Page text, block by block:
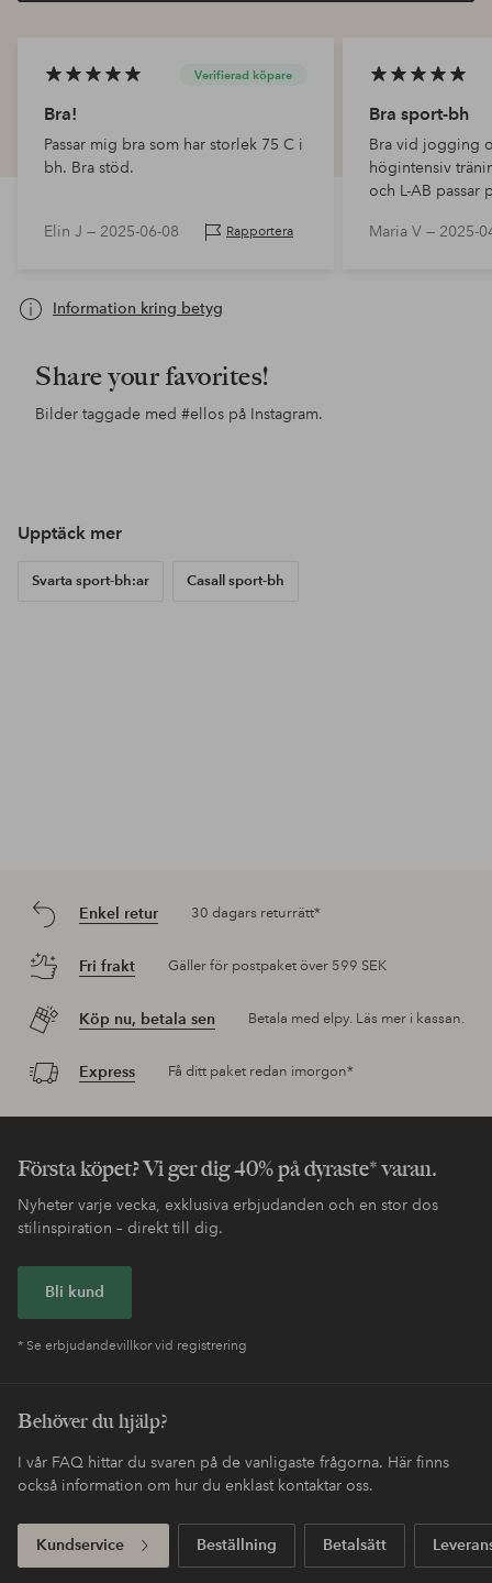
Verifierad köpare
Bra!
Passar mig bra som har storlek 75 C i
bh. Bra stöd.
Elin J — 2025-06-08 Rapportera
Bra sport-bh
Bra vid jogging
högintensiv
och L-AB passar
Maria V — 2025-
Information kring betyg
Share your favorites!
Bilder taggade med #ellos på Instagram.
Upptäck mer
Svarta sport-bh:ar Casall sport-bh
Enkel retur 30 dagars returrätt*
Fri frakt Gäller för postpaket över 599 SEK
Köp nu, betala sen Betala med elpy. Läs mer i kassan.
Express Få ditt paket redan imorgon*
Första köpet? Vi ger dig 40% på dyraste* varan.
Nyheter varje vecka, exklusiva erbjudanden och en stor dos
stilinspiration – direkt till dig.
Bli kund
* Se erbjudandevillkor vid registrering
Behöver du hjälp?
I vår FAQ hittar du svaren på de vanligaste frågorna. Här finns
också information om hur du enklast kontaktar oss.
Kundservice Beställning Betalsätt